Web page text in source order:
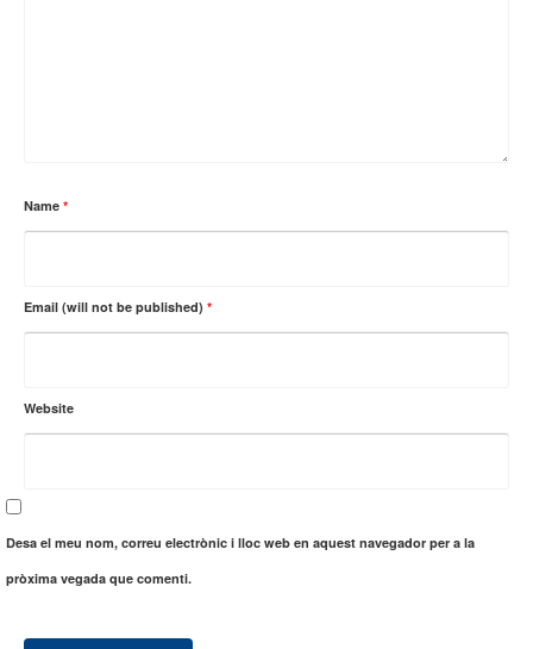
Name *
Email (will not be published) *
Website
Desa el meu nom, correu electrònic i lloc web en aquest navegador per a la
pròxima vegada que comenti.